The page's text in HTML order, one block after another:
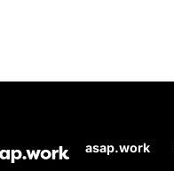
asap.work